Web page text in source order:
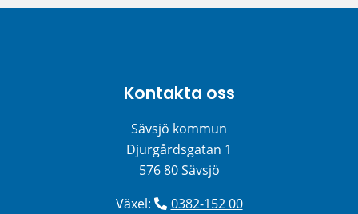
Kontakta oss
Sävsjö kommun
Djurgårdsgatan 1
576 80 Sävsjö
Växel:
0382-152 00